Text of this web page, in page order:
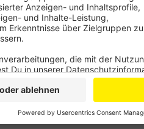
Samstag um 10 Uhr im Kreishaus.
Anzeige